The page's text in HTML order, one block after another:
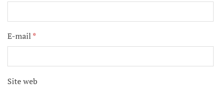
E-mail *
Site web